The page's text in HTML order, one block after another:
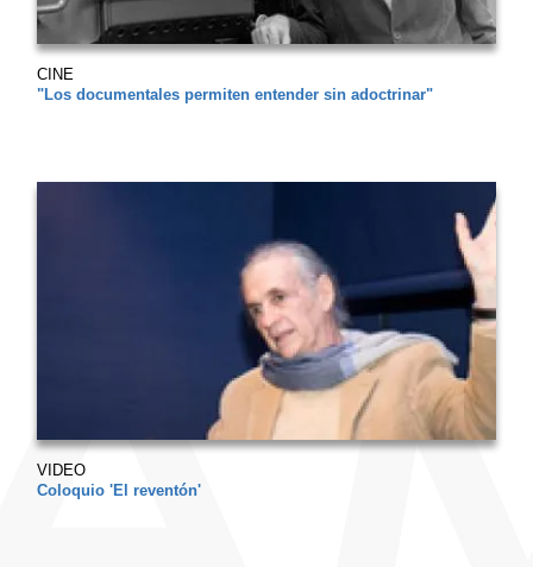
CINE
"Los documentales permiten entender sin adoctrinar"
VIDEO
Coloquio 'El reventón'